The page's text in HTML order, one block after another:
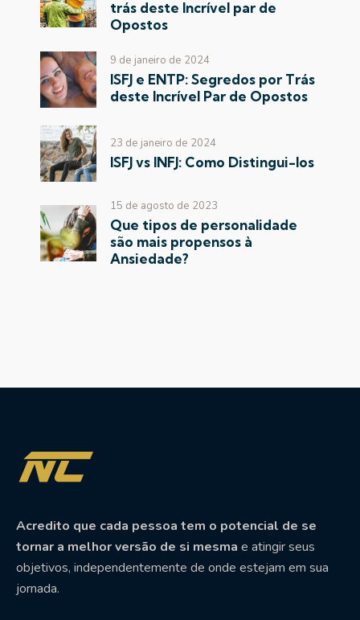
trás deste Incrível par de
Opostos
9 de janeiro de 2024
ISFJ e ENTP: Segredos por Trás
deste Incrível Par de Opostos
23 de janeiro de 2024
ISFJ vs INFJ: Como Distingui-los
15 de agosto de 2023
Que tipos de personalidade
são mais propensos à
Ansiedade?
Acredito que cada pessoa tem o potencial de se
tornar a melhor versão de si mesma e atingir seus
objetivos, independentemente de onde estejam em sua
jornada.